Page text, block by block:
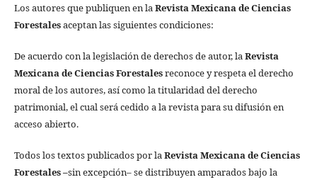
Los autores que publiquen en laRevista Mexicana de Ciencias
Forestalesaceptan las siguientes condiciones:
De acuerdo con la legislación de derechos de autor, laRevista
Mexicana de Ciencias Forestalesreconoce y respeta el derecho
moral de los autores, así como la titularidad del derecho
patrimonial, el cual será cedido a la revista para su difusión en
acceso abierto.
Todos los textos publicados por laRevista Mexicana de Ciencias
Forestales–sin excepción– se distribuyen amparados bajo la